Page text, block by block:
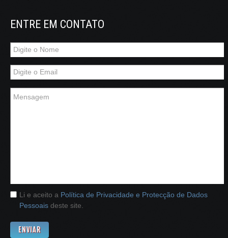
ENTRE EM CONTATO
Li e aceito a Política de Privacidade e Protecção de Dados
Pessoais deste site.